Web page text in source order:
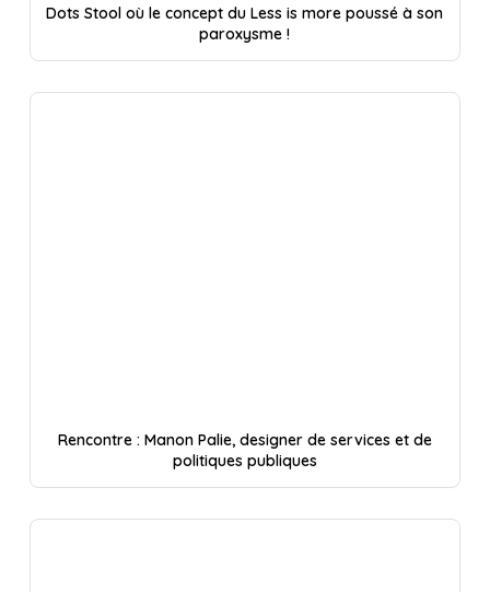
Dots Stool où le concept du Less is more poussé à son
paroxysme !
Rencontre : Manon Palie, designer de services et de
politiques publiques